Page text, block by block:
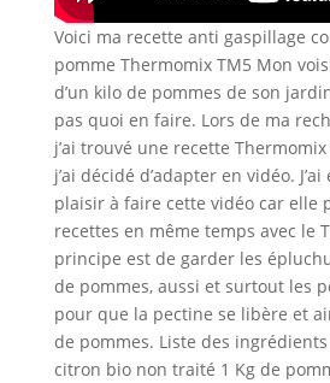
Voici ma recette anti gaspillage
pomme Thermomix TM5 Mon
d’un kilo de pommes de son
pas quoi en faire. Lors de ma
j’ai trouvé une recette
j’ai décidé d’adapter en vidéo.
plaisir à faire cette vidéo car elle
recettes en même temps avec le
principe est de garder les
de pommes, aussi et surtout les
pour que la pectine se libère et
de pommes. Liste des ingrédients
citron bio non traité 1 Kg de